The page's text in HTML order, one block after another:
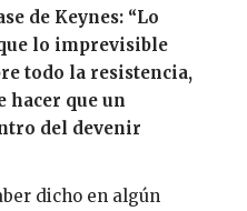
de Keynes: “Lo
lo imprevisible
todo la resistencia,
hacer que un
del devenir
dicho en algún